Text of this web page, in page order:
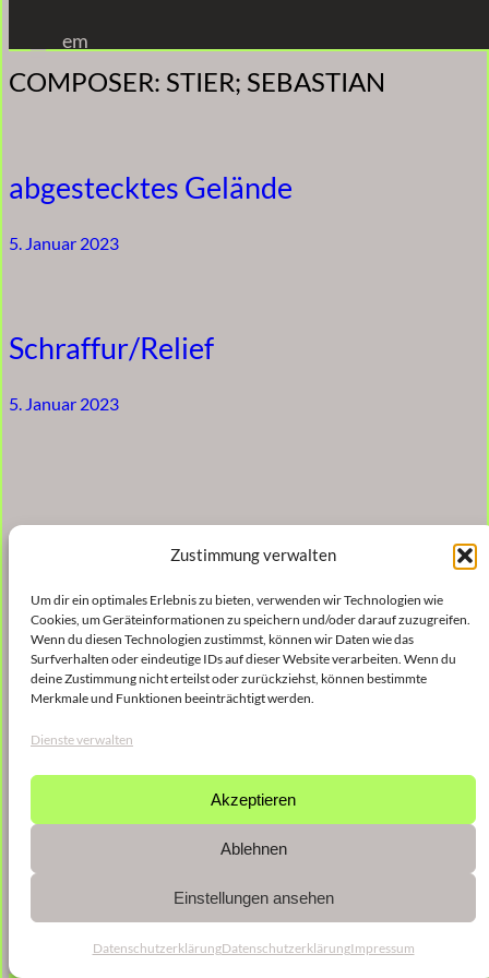
Zustimmung verwalten
Um dir ein optimales Erlebnis zu bieten, verwenden wir Technologien wie
Cookies, um Geräteinformationen zu speichern und/oder darauf zuzugreifen.
Wenn du diesen Technologien zustimmst, können wir Daten wie das
Surfverhalten oder eindeutige IDs auf dieser Website verarbeiten. Wenn du
deine Zustimmung nicht erteilst oder zurückziehst, können bestimmte
Merkmale und Funktionen beeinträchtigt werden.
Dienste verwalten
Akzeptieren
Ablehnen
Einstellungen ansehen
DatenschutzerklärungDatenschutzerklärungImpressum
Inhalt
springen
em
COMPOSER: STIER; SEBASTIAN
abgestecktes Gelände
5. Januar 2023
Schraffur/Relief
5. Januar 2023